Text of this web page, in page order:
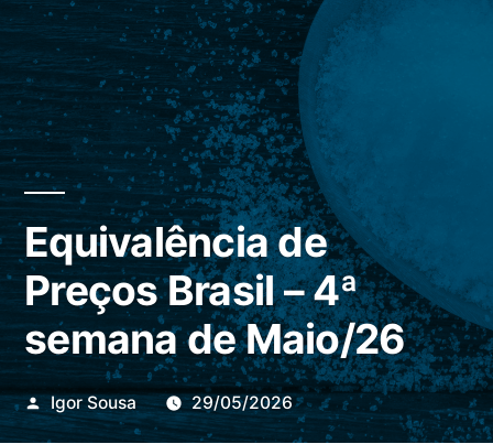
Equivalência de
Preços Brasil – 4ª
semana de Maio/26
Publicado
por
Igor Sousa 29/05/2026